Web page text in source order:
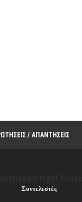
/ ΑΠΑΝΤΗΣΕΙΣ
Συντελεστές